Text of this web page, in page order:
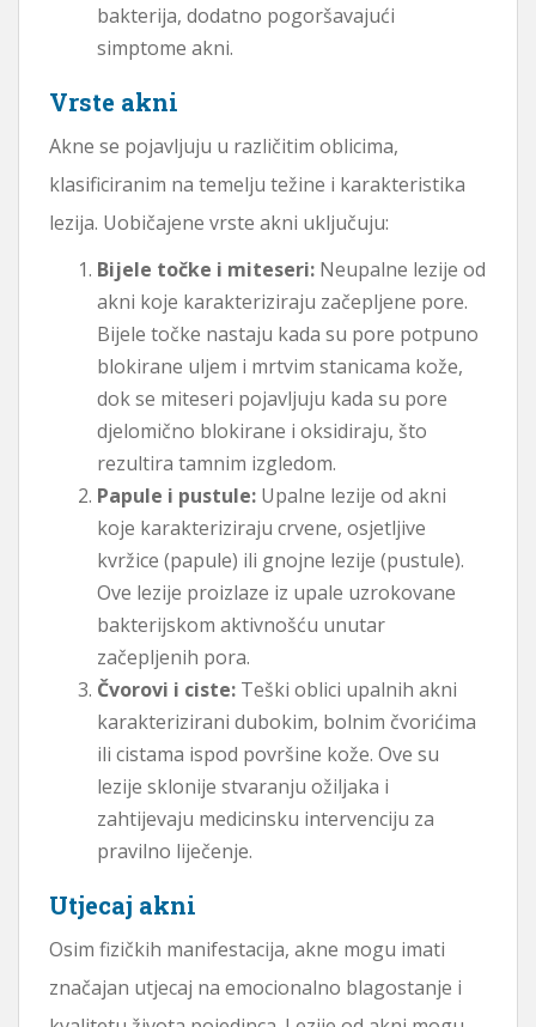
bakterija, dodatno pogoršavajući
simptome akni.
Vrste akni
Akne se pojavljuju u različitim oblicima,
klasificiranim na temelju težine i karakteristika
lezija. Uobičajene vrste akni uključuju:
Bijele točke i miteseri: Neupalne lezije od
akni koje karakteriziraju začepljene pore.
Bijele točke nastaju kada su pore potpuno
blokirane uljem i mrtvim stanicama kože,
dok se miteseri pojavljuju kada su pore
djelomično blokirane i oksidiraju, što
rezultira tamnim izgledom.
Papule i pustule: Upalne lezije od akni
koje karakteriziraju crvene, osjetljive
kvržice (papule) ili gnojne lezije (pustule).
Ove lezije proizlaze iz upale uzrokovane
bakterijskom aktivnošću unutar
začepljenih pora.
Čvorovi i ciste: Teški oblici upalnih akni
karakterizirani dubokim, bolnim čvorićima
ili cistama ispod površine kože. Ove su
lezije sklonije stvaranju ožiljaka i
zahtijevaju medicinsku intervenciju za
pravilno liječenje.
Utjecaj akni
Osim fizičkih manifestacija, akne mogu imati
značajan utjecaj na emocionalno blagostanje i